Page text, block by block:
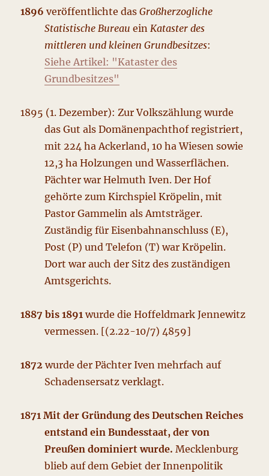
1896 veröffentlichte dasGroßherzogliche
Statistische Bureau einKataster des
mittleren und kleinen Grundbesitzes:
Siehe Artikel: "Kataster des
Grundbesitzes"
1895 (1. Dezember): Zur Volkszählung wurde
das Gut als Domänenpachthof registriert,
mit 224 ha Ackerland, 10 ha Wiesen sowie
12,3 ha Holzungen und Wasserflächen.
Pächter war Helmuth Iven. Der Hof
gehörte zum Kirchspiel Kröpelin, mit
Pastor Gammelin als Amtsträger.
Zuständig für Eisenbahnanschluss (E),
Post (P) und Telefon (T) war Kröpelin.
Dort war auch der Sitz des zuständigen
Amtsgerichts.
1887 bis 1891wurde die Hoffeldmark Jennewitz
vermessen. [(2.22-10/7) 4859]
1872wurde der Pächter Iven mehrfach auf
Schadensersatz verklagt.
1871 Mit der Gründung des Deutschen Reiches
entstand ein Bundesstaat, der von
Preußen dominiert wurde. Mecklenburg
blieb auf dem Gebiet der Innenpolitik